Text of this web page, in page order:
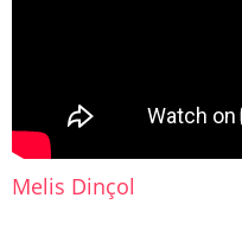
Melis Dinçol